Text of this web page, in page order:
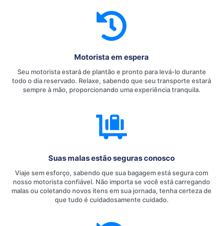
Motorista em espera
Seu motorista estará de plantão e pronto para levá-lo durante
todo o dia reservado. Relaxe, sabendo que seu transporte estará
sempre à mão, proporcionando uma experiência tranquila.
Suas malas estão seguras conosco
Viaje sem esforço, sabendo que sua bagagem está segura com
nosso motorista confiável. Não importa se você está carregando
malas ou coletando novos itens em sua jornada, tenha certeza de
que tudo é cuidadosamente cuidado.